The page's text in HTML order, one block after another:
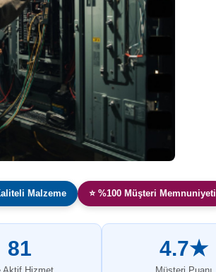
Malzeme ⭐ %100 Müşteri Memnuniyeti
81 4.7★